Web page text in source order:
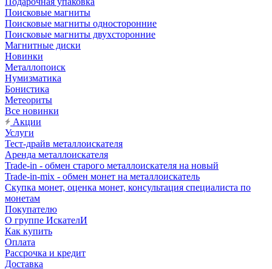
Поисковые магниты
Поисковые магниты односторонние
Поисковые магниты двухсторонние
Магнитные диски
Новинки
Металлопоиск
Нумизматика
Бонистика
Метеориты
Все новинки
Акции
Услуги
Тест-драйв металлоискателя
Аренда металлоискателя
Trade-in - обмен старого металлоискателя на новый
Trade-in-mix - обмен монет на металлоискатель
Скупка монет, оценка монет, консультация специалиста по
монетам
Покупателю
О группе ИскателИ
Как купить
Оплата
Рассрочка и кредит
Доставка